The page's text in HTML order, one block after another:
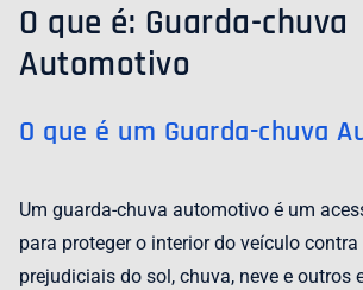
O que é: Guarda-chuva
Automotivo
O que é um Guarda-chuva
Um guarda-chuva automotivo é um
para proteger o interior do veículo
prejudiciais do sol, chuva, neve e outros